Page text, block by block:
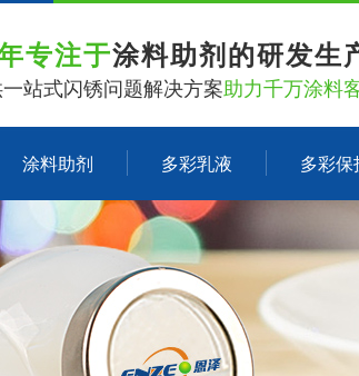
专注于涂料助剂的研发生
站式闪锈问题解决方案助力千万涂料
涂料助剂 多彩乳液 多彩保